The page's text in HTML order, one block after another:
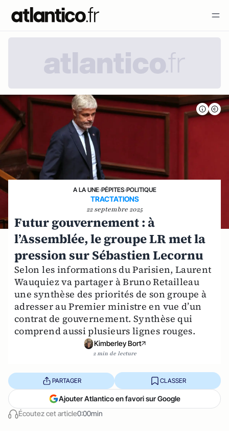
A LA UNE›PÉPITES›POLITIQUE
TRACTATIONS
22 septembre 2025
Futur gouvernement : à
l’Assemblée, le groupe LR met la
pression sur Sébastien Lecornu
Selon les informations du Parisien, Laurent
Wauquiez va partager à Bruno Retailleau
une synthèse des priorités de son groupe à
adresser au Premier ministre en vue d’un
contrat de gouvernement. Synthèse qui
comprend aussi plusieurs lignes rouges.
Kimberley Bort
2 min de lecture
Écoutez cet article0:00min
PARTAGER CLASSER
Ajouter Atlantico en favori sur Google